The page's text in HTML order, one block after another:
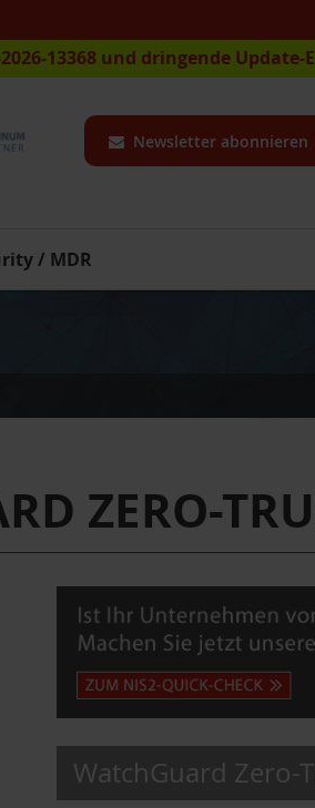
13368 und dringende
Newsletter abonnieren
/ MDR
ZERO-
WatchGuard Zero-